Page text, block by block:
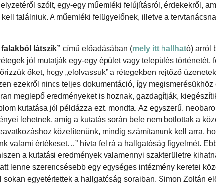
szólt, egy-egy műemléki felújításról, érdekekről,
találniuk. A műemléki felügyelőnek, illetve a
látszik” című előadásában (mely itt hallható) arról
jól mutatják egy-egy épület vagy település történetét,
őket, hogy „elolvassuk” a rétegekben rejtőző
ezekről nincs teljes dokumentáció, így
meglepő eredményeket is hoznak, gazdagítják,
kutatása jól példázza ezt, mondta. Az egyszerű,
lehetnek, amíg a kutatás során bele nem botlottak a
közelítenünk, mindig számítanunk kell arra,
valami értékeset…” hívta fel rá a hallgatóság figyelmét.
a kutatási eredmények valamennyi szakterületre
lenne szerencsésebb egy egységes intézmény keretei
egyetértettek a hallgatóság soraiban. Simon Zoltán